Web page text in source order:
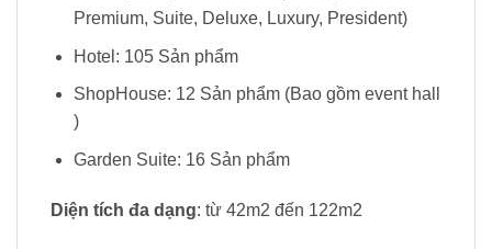
Premium, Suite, Deluxe, Luxury, President)
Hotel: 105 Sản phẩm
ShopHouse: 12 Sản phẩm (Bao gồm event hall
)
Garden Suite: 16 Sản phẩm
Diện tích đa dạng: từ 42m2 đến 122m2